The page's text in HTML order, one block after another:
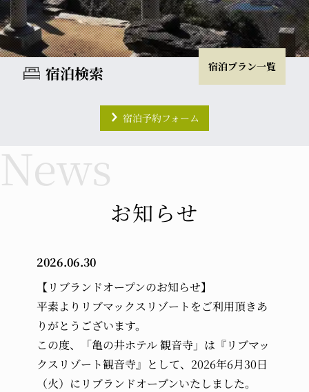
宿泊検索 宿泊プラン一覧
宿泊予約フォーム
小学生
幼児 (布団のみ)
受け入れなし
幼児 (布団・食事不要)
お知らせ
2026.06.30
【リブランドオープンのお知らせ】
平素よりリブマックスリゾートをご利用頂きあ
りがとうございます。
この度、「亀の井ホテル 観音寺」は『リブマッ
クスリゾート観音寺』として、2026年6月30日
（火）にリブランドオープンいたしました。